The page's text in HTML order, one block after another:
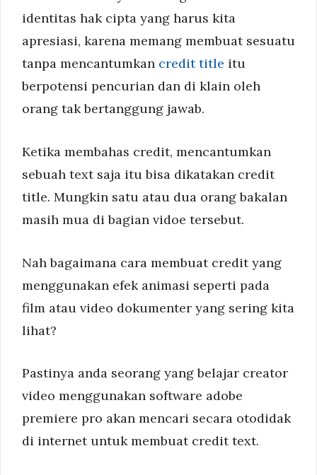
identitas hak cipta yang harus kita
apresiasi, karena memang membuat sesuatu
tanpa mencantumkan credit title itu
berpotensi pencurian dan di klain oleh
orang tak bertanggung jawab.
Ketika membahas credit, mencantumkan
sebuah text saja itu bisa dikatakan credit
title. Mungkin satu atau dua orang bakalan
masih mua di bagian vidoe tersebut.
Nah bagaimana cara membuat credit yang
menggunakan efek animasi seperti pada
film atau video dokumenter yang sering kita
lihat?
Pastinya anda seorang yang belajar creator
video menggunakan software adobe
premiere pro akan mencari secara otodidak
di internet untuk membuat credit text.